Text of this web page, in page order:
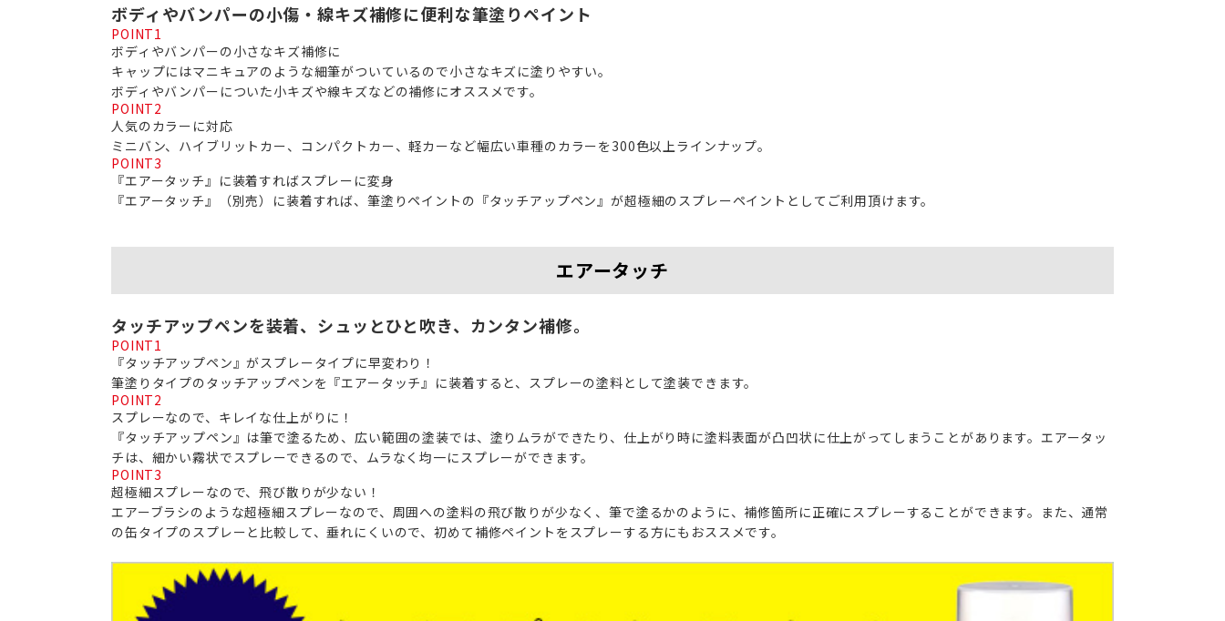
ボディやバンパーの小傷・線キズ補修に便利な筆塗りペイント
POINT1
ボディやバンパーの小さなキズ補修に
キャップにはマニキュアのような細筆がついているので小さなキズに塗りやすい。
ボディやバンパーについた小キズや線キズなどの補修にオススメです。
POINT2
人気のカラーに対応
ミニバン、ハイブリットカー、コンパクトカー、軽カーなど幅広い車種のカラーを300色以上ラインナップ。
POINT3
『エアータッチ』に装着すればスプレーに変身
『エアータッチ』（別売）に装着すれば、筆塗りペイントの『タッチアップペン』が超極細のスプレーペイントとしてご利用頂けます。
エアータッチ
タッチアップペンを装着、シュッとひと吹き、カンタン補修。
POINT1
『タッチアップペン』がスプレータイプに早変わり！
筆塗りタイプのタッチアップペンを『エアータッチ』に装着すると、スプレーの塗料として塗装できます。
POINT2
スプレーなので、キレイな仕上がりに！
『タッチアップペン』は筆で塗るため、広い範囲の塗装では、塗りムラができたり、仕上がり時に塗料表面が凸凹状に仕上がってしまうことがあります。エアータッ
チは、細かい霧状でスプレーできるので、ムラなく均一にスプレーができます。
POINT3
超極細スプレーなので、飛び散りが少ない！
エアーブラシのような超極細スプレーなので、周囲への塗料の飛び散りが少なく、筆で塗るかのように、補修箇所に正確にスプレーすることができます。また、通常
の缶タイプのスプレーと比較して、垂れにくいので、初めて補修ペイントをスプレーする方にもおススメです。